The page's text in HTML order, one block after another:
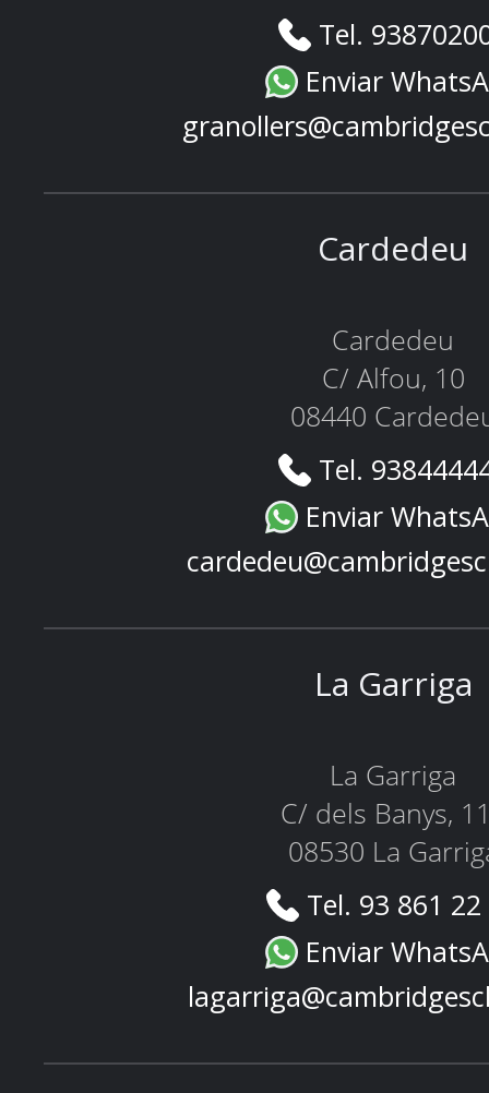
Tel.
Enviar
Cardedeu
Cardedeu
C/ Alfou, 10
08440
Tel.
Enviar
La Garriga
La Garriga
C/ dels Banys,
08530 La
Tel. 93 861
Enviar